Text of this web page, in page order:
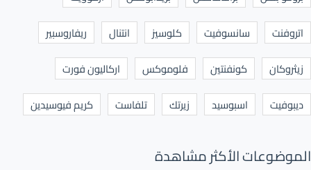
اتروفنت
سانسوفيت كلوسيز انتنال
ريفاروسبير
زيثروكان
كونفنتين فلوموكس
اركاليون فورت
ديبوفيت
اسبوسيد زيرتك تلفاست كريم فيوسيدين
الموضوعات الأكثر مشاهدة